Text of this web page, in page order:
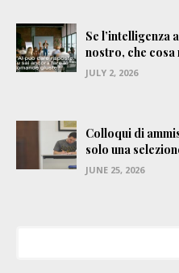
Se l’intelligenza
nostro, che
JULY 2, 2026
Colloqui di
solo una
JUNE 25, 2026